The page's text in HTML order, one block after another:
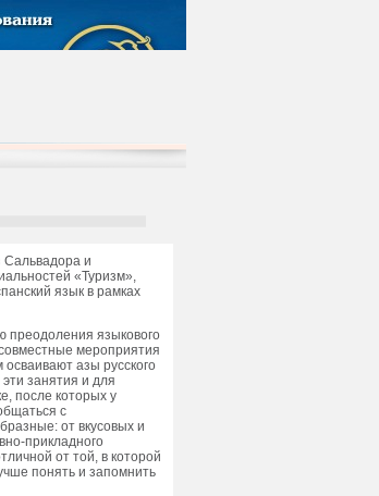
Сальвадора и
«Туризм»,
язык в рамках
преодоления языкового
мероприятия
азы русского
занятия и для
после которых у
с
от вкусовых и
прикладного
от той, в которой
понять и запомнить